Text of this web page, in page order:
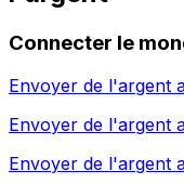
Connecter le
Envoyer de l'argent
Envoyer de l'argent
Envoyer de l'argent